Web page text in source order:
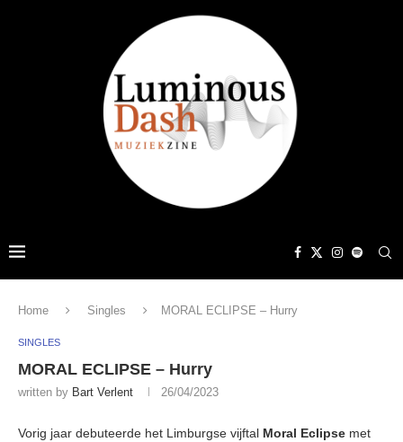
Home Singles MORAL ECLIPSE – Hurry
SINGLES
MORAL ECLIPSE – Hurry
written by Bart Verlent 26/04/2023
Vorig jaar debuteerde het Limburgse vijftal Moral Eclipse met